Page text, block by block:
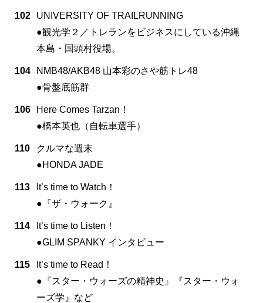
102
UNIVERSITY OF TRAILRUNNING
●観光学２／トレランをビジネスにしている沖縄
本島・国頭村役場。
104
NMB48/AKB48 山本彩のさや筋トレ48
●骨盤底筋群
106
Here Comes Tarzan！
●橋本英也（自転車選手）
110
クルマな週末
●HONDA JADE
113
It’s time to Watch！
●『ザ・ウォーク』
114
It’s time to Listen！
●GLIM SPANKY インタビュー
115
It’s time to Read！
●『スター・ウォーズの精神史』『スター・ウォ
ーズ学』など